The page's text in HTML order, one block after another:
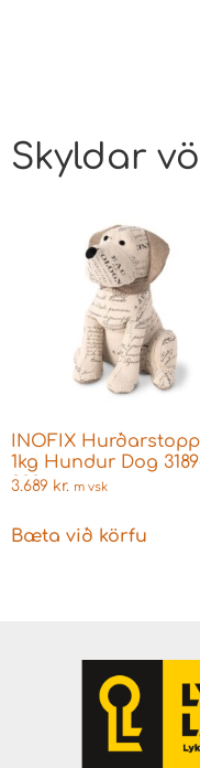
Skyldar
INOFIX
1kg Hundur Dog
000
3.689 kr. m vsk
Bæta við körfu